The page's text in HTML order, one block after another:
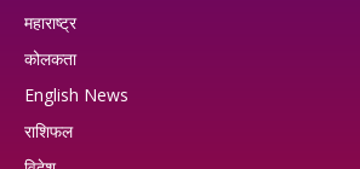
महाराष्ट्र
कोलकता
English News
राशिफल